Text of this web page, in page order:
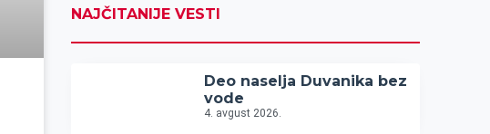
NAJČITANIJE VESTI
Deo naselja Duvanika bez
vode
4. avgust 2026.